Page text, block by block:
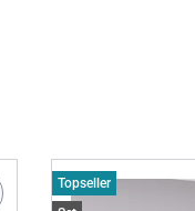
Topseller